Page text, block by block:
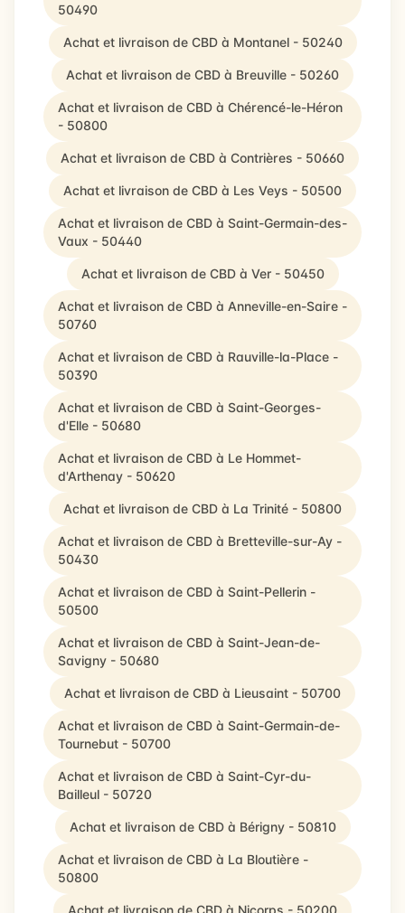
50490
Achat et livraison de CBD à Montanel - 50240
Achat et livraison de CBD à Breuville - 50260
Achat et livraison de CBD à Chérencé-le-Héron
- 50800
Achat et livraison de CBD à Contrières - 50660
Achat et livraison de CBD à Les Veys - 50500
Achat et livraison de CBD à Saint-Germain-des-
Vaux - 50440
Achat et livraison de CBD à Ver - 50450
Achat et livraison de CBD à Anneville-en-Saire -
50760
Achat et livraison de CBD à Rauville-la-Place -
50390
Achat et livraison de CBD à Saint-Georges-
d'Elle - 50680
Achat et livraison de CBD à Le Hommet-
d'Arthenay - 50620
Achat et livraison de CBD à La Trinité - 50800
Achat et livraison de CBD à Bretteville-sur-Ay -
50430
Achat et livraison de CBD à Saint-Pellerin -
50500
Achat et livraison de CBD à Saint-Jean-de-
Savigny - 50680
Achat et livraison de CBD à Lieusaint - 50700
Achat et livraison de CBD à Saint-Germain-de-
Tournebut - 50700
Achat et livraison de CBD à Saint-Cyr-du-
Bailleul - 50720
Achat et livraison de CBD à Bérigny - 50810
Achat et livraison de CBD à La Bloutière -
50800
Achat et livraison de CBD à Nicorps - 50200